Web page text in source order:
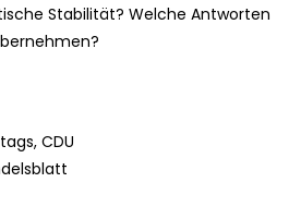
Stabilität? Welche Antworten
CDU